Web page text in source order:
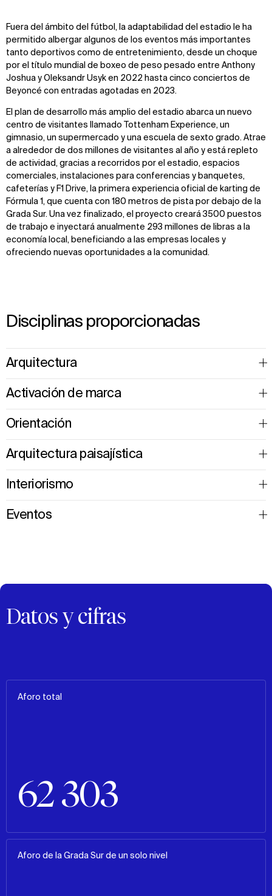
Zoom
Zoom
Zoom
Fuera del ámbito del fútbol, la adaptabilidad del estadio le ha
permitido albergar algunos de los eventos más importantes
tanto deportivos como de entretenimiento, desde un choque
por el título mundial de boxeo de peso pesado entre Anthony
Joshua y Oleksandr Usyk en 2022 hasta cinco conciertos de
Beyoncé con entradas agotadas en 2023.
El plan de desarrollo más amplio del estadio abarca un nuevo
centro de visitantes llamado Tottenham Experience, un
gimnasio, un supermercado y una escuela de sexto grado. Atrae
a alrededor de dos millones de visitantes al año y está repleto
de actividad, gracias a recorridos por el estadio, espacios
comerciales, instalaciones para conferencias y banquetes,
cafeterías y F1 Drive, la primera experiencia oficial de karting de
Fórmula 1, que cuenta con 180 metros de pista por debajo de la
Grada Sur. Una vez finalizado, el proyecto creará 3500 puestos
de trabajo e inyectará anualmente 293 millones de libras a la
economía local, beneficiando a las empresas locales y
ofreciendo nuevas oportunidades a la comunidad.
Disciplinas proporcionadas
Arquitectura
Activación de marca
Orientación
Arquitectura paisajística
Interiorismo
Eventos
Datos y cifras
Aforo total
62 303
Aforo de la Grada Sur de un solo nivel